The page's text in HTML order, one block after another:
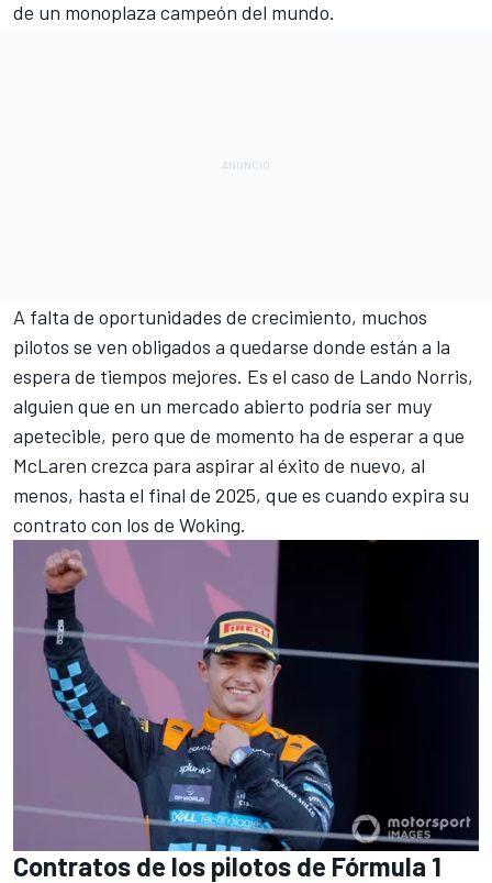
de un monoplaza campeón del mundo.
A falta de oportunidades de crecimiento, muchos
pilotos se ven obligados a quedarse donde están a la
espera de tiempos mejores. Es el caso de Lando Norris,
alguien que en un mercado abierto podría ser muy
apetecible, pero que de momento ha de esperar a que
McLaren crezca para aspirar al éxito de nuevo, al
menos, hasta el final de 2025, que es cuando expira su
contrato con los de Woking.
Contratos de los pilotos de Fórmula 1